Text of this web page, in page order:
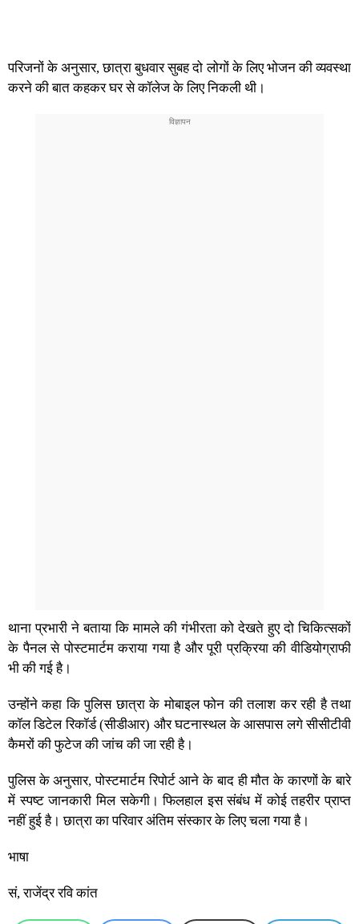
परिजनों के अनुसार, छात्रा बुधवार सुबह दो लोगों के लिए भोजन की व्यवस्था
करने की बात कहकर घर से कॉलेज के लिए निकली थी।
थाना प्रभारी ने बताया कि मामले की गंभीरता को देखते हुए दो चिकित्सकों
के पैनल से पोस्टमार्टम कराया गया है और पूरी प्रक्रिया की वीडियोग्राफी
भी की गई है।
उन्होंने कहा कि पुलिस छात्रा के मोबाइल फोन की तलाश कर रही है तथा
कॉल डिटेल रिकॉर्ड (सीडीआर) और घटनास्थल के आसपास लगे सीसीटीवी
कैमरों की फुटेज की जांच की जा रही है।
पुलिस के अनुसार, पोस्टमार्टम रिपोर्ट आने के बाद ही मौत के कारणों के बारे
में स्पष्ट जानकारी मिल सकेगी। फिलहाल इस संबंध में कोई तहरीर प्राप्त
नहीं हुई है। छात्रा का परिवार अंतिम संस्कार के लिए चला गया है।
भाषा
सं, राजेंद्र रवि कांत